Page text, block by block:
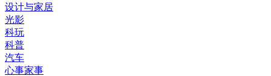
设计与家居
光影
科玩
科普
汽车
心事家事